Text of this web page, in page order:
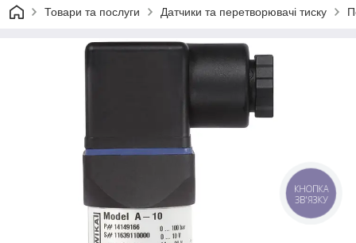
Товари та послуги Датчики та перетворювачі тиску
КНОПКА
ЗВ'ЯЗКУ